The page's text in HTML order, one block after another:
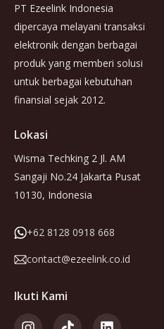
PT Ezeelink Indonesia
dipercaya melayani transaksi
elektronik dengan berbagai
produk yang memberi solusi
untuk berbagai kebutuhan
finansial sejak 2012.
Lokasi
Wisma Techking 2 Jl. AM
Sangaji No.24 Jakarta Pusat
10130, Indonesia
+62 8128 0918 668
contact@ezeelink.co.id
Ikuti Kami